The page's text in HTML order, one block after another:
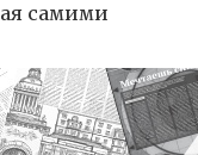
самими